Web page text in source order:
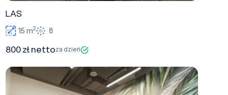
LAS
15 m2 8
800 zł nettoza dzień
NATURA